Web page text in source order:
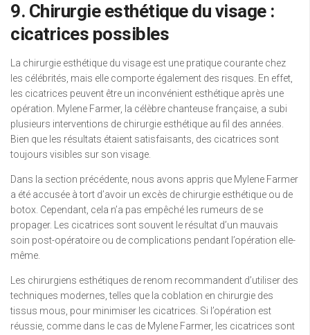
9. Chirurgie esthétique du visage :
cicatrices possibles
La chirurgie esthétique du visage est une pratique courante chez
les célébrités, mais elle comporte également des risques. En effet,
les cicatrices peuvent être un inconvénient esthétique après une
opération. Mylene Farmer, la célèbre chanteuse française, a subi
plusieurs interventions de chirurgie esthétique au fil des années.
Bien que les résultats étaient satisfaisants, des cicatrices sont
toujours visibles sur son visage.
Dans la section précédente, nous avons appris que Mylene Farmer
a été accusée à tort d’avoir un excès de chirurgie esthétique ou de
botox. Cependant, cela n’a pas empêché les rumeurs de se
propager. Les cicatrices sont souvent le résultat d’un mauvais
soin post-opératoire ou de complications pendant l’opération elle-
même.
Les chirurgiens esthétiques de renom recommandent d’utiliser des
techniques modernes, telles que la coblation en chirurgie des
tissus mous, pour minimiser les cicatrices. Si l’opération est
réussie, comme dans le cas de Mylene Farmer, les cicatrices sont